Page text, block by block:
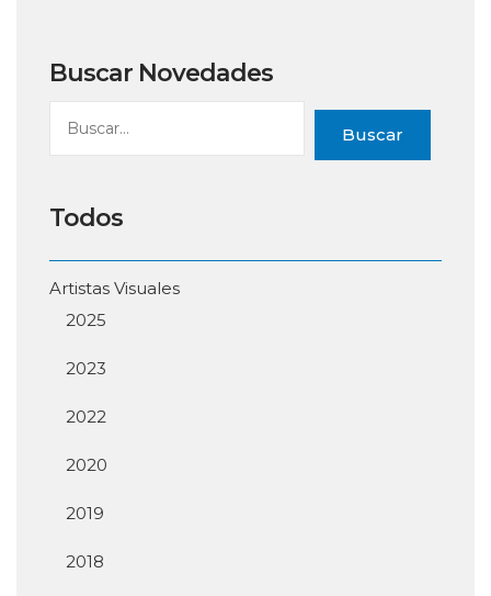
Buscar Novedades
Buscar
Todos
Artistas Visuales
2025
2023
2022
2020
2019
2018